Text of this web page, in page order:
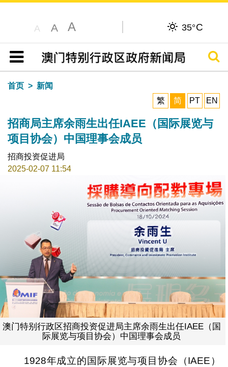
A A A 35°C
目录
搜寻
首页
新闻
繁
简 PT EN
招商局主席余雨生出任IAEE（国际展览与
项目协会）中国理事会成员
招商投资促进局
2025-02-07 11:54
澳门特别行政区招商投资促进局主席余雨生出任IAEE（国
际展览与项目协会）中国理事会成员
1928年成立的国际展览与项目协会（IAEE）